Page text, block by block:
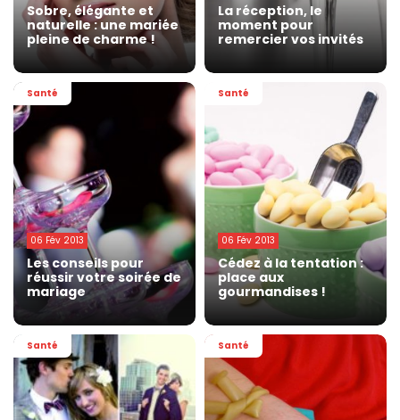
Sobre, élégante et
naturelle : une mariée
pleine de charme !
La réception, le
moment pour
remercier vos invités
Santé
06 Fév 2013
Les conseils pour
réussir votre soirée de
mariage
Santé
06 Fév 2013
Cédez à la tentation :
place aux
gourmandises !
Santé Santé